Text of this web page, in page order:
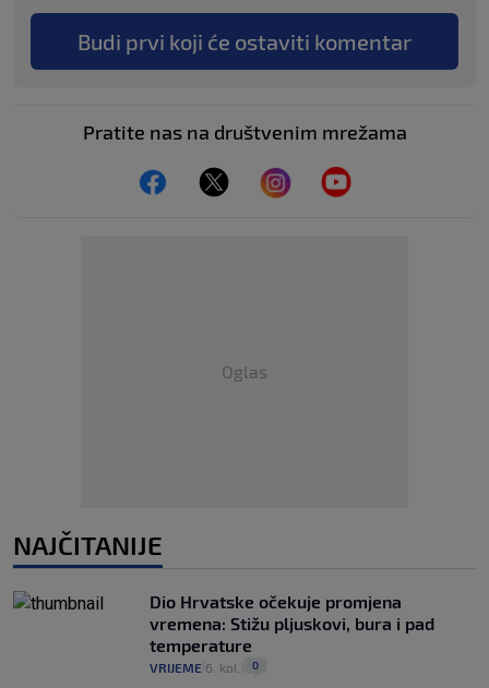
Budi prvi koji će ostaviti komentar
Pratite nas na društvenim mrežama
Oglas
NAJČITANIJE
Dio Hrvatske očekuje promjena
vremena: Stižu pljuskovi, bura i pad
temperature
VRIJEME 6. kol. 0